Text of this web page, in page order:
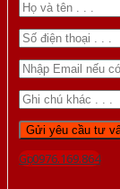
Gọi 0976.169.864